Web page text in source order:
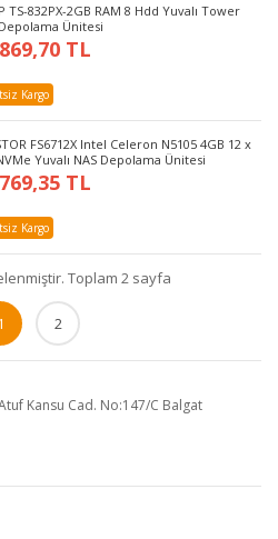
TS-832PX-2GB RAM 8 Hdd Yuvalı Tower
Ünitesi
TL
Kargo
FS6712X Intel Celeron N5105 4GB 12 x
Yuvalı NAS Depolama Ünitesi
TL
Kargo
Toplam 2 sayfa
2
Kansu Cad. No:147/C Balgat